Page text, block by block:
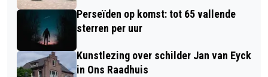
Perseïden op komst: tot 65 vallende
sterren per uur
Kunstlezing over schilder Jan van Eyck
in Ons Raadhuis